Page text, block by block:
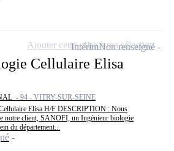
Cellulaire Elisa
- 94 - VITRY-SUR-SEINE
Elisa H/F DESCRIPTION : Nous
notre client, SANOFI, un Ingénieur biologie
du département...
IntérimNon renseigné
Ajouter cette offre à ma sélection